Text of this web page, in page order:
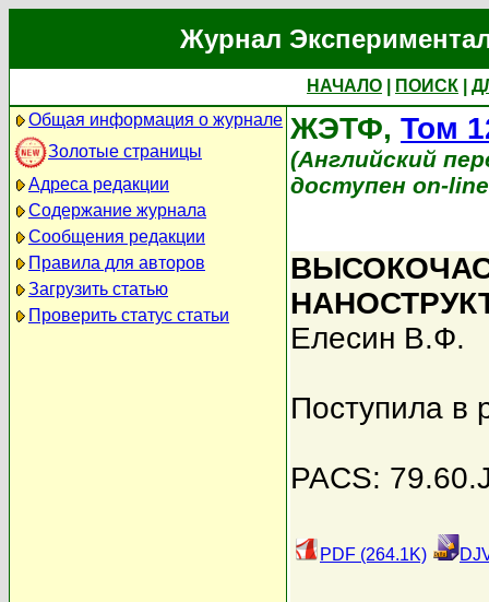
Журнал
НАЧАЛО ПОИСК
Общая информация о журнале
Золотые страницы
Адреса редакции
Содержание журнала
Сообщения редакции
Правила для авторов
Загрузить статью
Проверить статус статьи
ЖЭТФ, Том
(Английский
доступен on-
Елесин В.Ф.
Поступила в
PACS:
PDF (264.1K)